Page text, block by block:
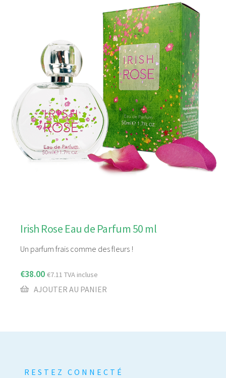
Irish Rose Eau de Parfum 50 ml
Un parfum frais comme des fleurs !
€38.00 €7.11 TVA incluse
AJOUTER AU PANIER
RESTEZ CONNECTÉ